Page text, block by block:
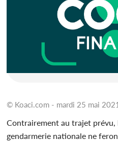
© Koaci.com - mardi 25 mai
Contrairement au trajet prévu,
gendarmerie nationale ne